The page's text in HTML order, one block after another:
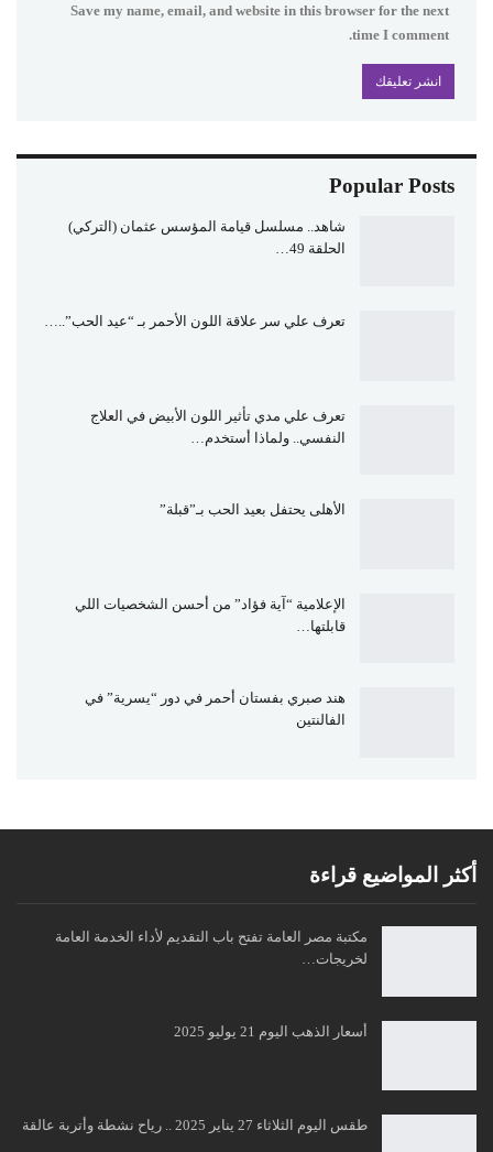
Save my name, email, and website in this browser for the next
time I comment.
Popular Posts
شاهد.. مسلسل قيامة المؤسس عثمان (التركي)
الحلقة 49…
تعرف علي سر علاقة اللون الأحمر بـ “عيد الحب”..…
تعرف علي مدي تأثير اللون الأبيض في العلاج
النفسي.. ولماذا أستخدم…
الأهلى يحتفل بعيد الحب بـ”قبلة”
الإعلامية “آية فؤاد” من أحسن الشخصيات اللي
قابلتها…
هند صبري بفستان أحمر في دور “يسرية” في
الفالنتين
أكثر المواضيع قراءة
مكتبة مصر العامة تفتح باب التقديم لأداء الخدمة العامة
لخريجات…
أسعار الذهب اليوم 21 يوليو 2025
طقس اليوم الثلاثاء 27 يناير 2025 .. رياح نشطة وأتربة عالقة